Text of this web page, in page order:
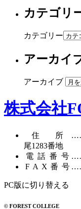
カテゴリ
カテゴリー
アーカイ
アーカイブ
株式会社
住所
尾1283番地
電話番号
FAX番号
PC版に切り替える
© FOREST COLLEGE